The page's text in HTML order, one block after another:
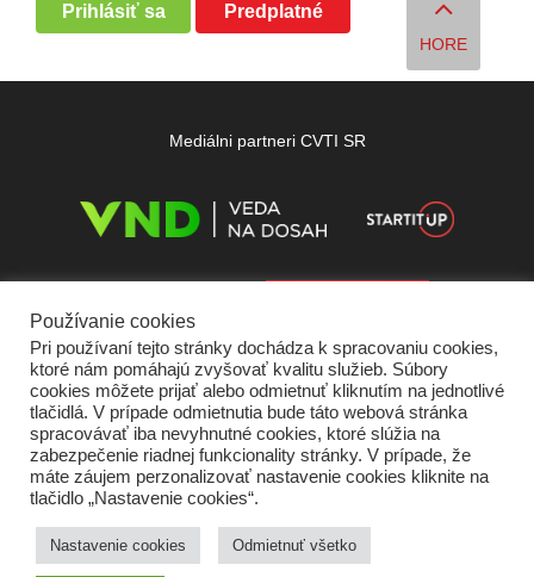
Prihlásiť sa Predplatné
HORE
Mediálni partneri CVTI SR
Domov O nás Kontakt Vydavateľ
Podmienky používania
Ochrana súkromia Štatút súťaží
Partneri
RSS Sitemap
Používanie cookies
Pri používaní tejto stránky dochádza k spracovaniu cookies,
ktoré nám pomáhajú zvyšovať kvalitu služieb. Súbory
cookies môžete prijať alebo odmietnuť kliknutím na jednotlivé
tlačidlá. V prípade odmietnutia bude táto webová stránka
spracovávať iba nevyhnutné cookies, ktoré slúžia na
zabezpečenie riadnej funkcionality stránky. V prípade, že
máte záujem perzonalizovať nastavenie cookies kliknite na
tlačidlo „Nastavenie cookies“.
Nastavenie cookies Odmietnuť všetko